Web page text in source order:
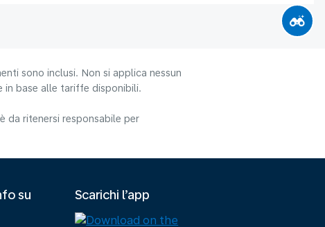
sono inclusi. Non si applica nessun
in base alle tariffe disponibili.
da ritenersi responsabile per
su
Scarichi l’app